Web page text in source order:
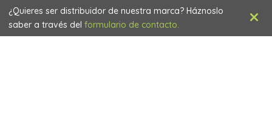
¿Quieres ser distribuidor de nuestra marca? Háznoslo
saber a través del formulario de contacto.